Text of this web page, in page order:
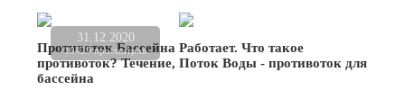
31.12.2020
10429 просмотров
Противоток Бассейна Работает. Что такое
противоток? Течение, Поток Воды - противоток для
бассейна